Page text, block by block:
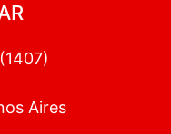
Aires